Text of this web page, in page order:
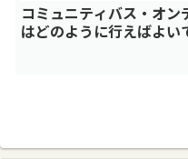
コミュニティバス・オ
はどのように行えばよい